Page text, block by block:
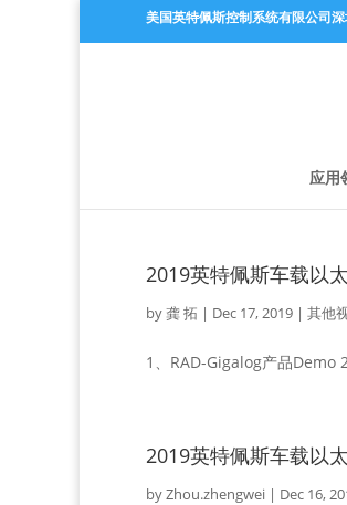
美国英特佩斯控制系统有限公司
应用
2019英特佩斯车载以
by龚 拓 | Dec 17, 2019 | 其他
1、RAD-Gigalog产品
2019英特佩斯车载以
byZhou.zhengwei | Dec 16,